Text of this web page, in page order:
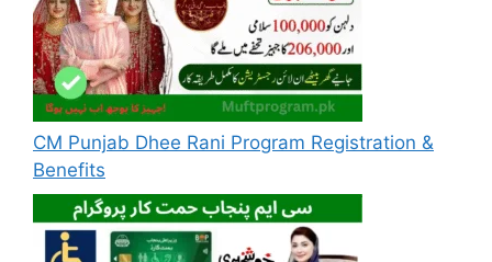
CM Punjab Dhee Rani Program Registration &
Benefits